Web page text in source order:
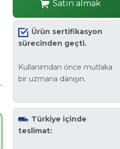
Satın almak
Ürün sertifikasyon
sürecinden geçti.
Kullanımdan önce mutlaka
bir uzmana danışın.
Türkiye içinde
teslimat: